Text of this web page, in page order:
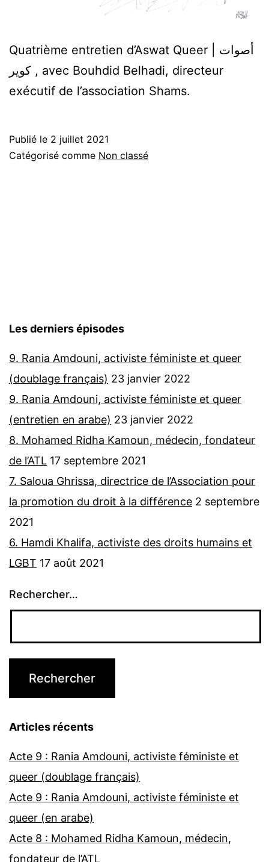
Quatrième entretien d’Aswat Queer | أصوات
كوير , avec Bouhdid Belhadi, directeur
exécutif de l’association Shams.
Publié le 2 juillet 2021
Catégorisé comme Non classé
Les derniers épisodes
9. Rania Amdouni, activiste féministe et queer
(doublage français) 23 janvier 2022
9. Rania Amdouni, activiste féministe et queer
(entretien en arabe) 23 janvier 2022
8. Mohamed Ridha Kamoun, médecin, fondateur
de l’ATL 17 septembre 2021
7. Saloua Ghrissa, directrice de l’Association pour
la promotion du droit à la différence 2 septembre
2021
6. Hamdi Khalifa, activiste des droits humains et
LGBT 17 août 2021
Rechercher…
Articles récents
Acte 9 : Rania Amdouni, activiste féministe et
queer (doublage français)
Acte 9 : Rania Amdouni, activiste féministe et
queer (en arabe)
Acte 8 : Mohamed Ridha Kamoun, médecin,
fondateur de l’ATL